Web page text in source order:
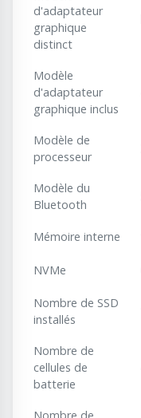
d'adaptateur
graphique
distinct
Modèle
d'adaptateur
graphique inclus
Modèle de
processeur
Modèle du
Bluetooth
Mémoire interne
NVMe
Nombre de SSD
installés
Nombre de
cellules de
batterie